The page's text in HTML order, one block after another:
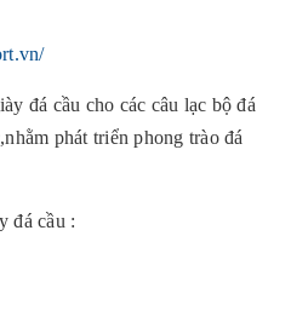
đá cầu cho các câu lạc bộ đá
phát triển phong trào đá
đá cầu :